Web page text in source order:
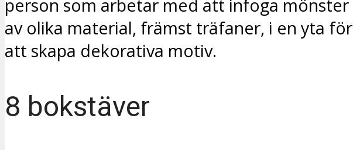
person som arbetar med att infoga mönster
av olika material, främst träfaner, i en yta för
att skapa dekorativa motiv.
8 bokstäver